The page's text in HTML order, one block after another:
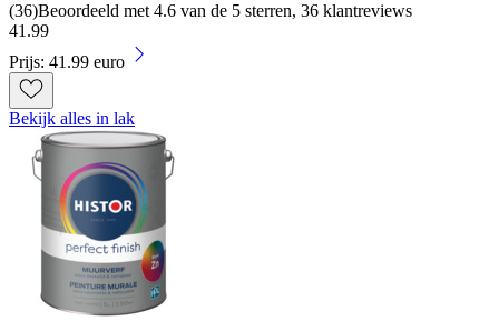
(36)Beoordeeld met 4.6 van de 5 sterren, 36 klantreviews
41 .99
Prijs: 41.99 euro
Bekijk alles in lak